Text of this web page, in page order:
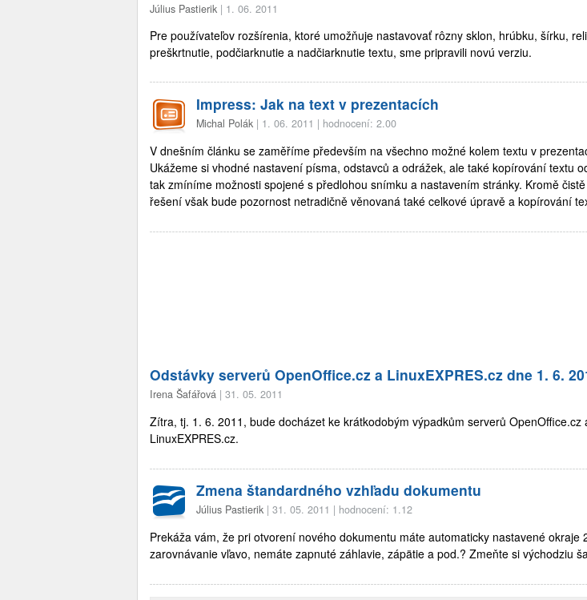
Július Pastierik | 1. 06. 2011
Pre používateľov rozšírenia, ktoré umožňuje nastavovať rôzny sklon, hrúbku, šírku,
preškrtnutie, podčiarknutie a nadčiarknutie textu, sme pripravili novú verziu.
Impress: Jak na text v prezentacích
Michal Polák | 1. 06. 2011 | hodnocení: 2.00
V dnešním článku se zaměříme především na všechno možné kolem textu v
Ukážeme si vhodné nastavení písma, odstavců a odrážek, ale také kopírování textu
tak zmíníme možnosti spojené s předlohou snímku a nastavením stránky. Kromě
řešení však bude pozornost netradičně věnovaná také celkové úpravě a kopírování
Odstávky serverů OpenOffice.cz a LinuxEXPRES.cz dne 1. 6.
Irena Šafářová | 31. 05. 2011
Zítra, tj. 1. 6. 2011, bude docházet ke krátkodobým výpadkům serverů OpenOffice.cz
LinuxEXPRES.cz.
Zmena štandardného vzhľadu dokumentu
Július Pastierik | 31. 05. 2011 | hodnocení: 1.12
Prekáža vám, že pri otvorení nového dokumentu máte automaticky nastavené okraje
zarovnávanie vľavo, nemáte zapnuté záhlavie, zápätie a pod.? Zmeňte si východziu